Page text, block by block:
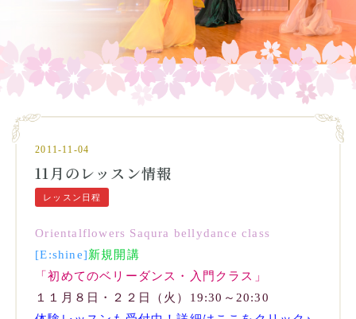
2011-11-04
11月のレッスン情報
レッスン日程
Orientalflowers Saqura bellydance class
[E:shine]新規開講
「初めてのベリーダンス・入門クラス」
１１月８日・２２日（火）19:30～20:30